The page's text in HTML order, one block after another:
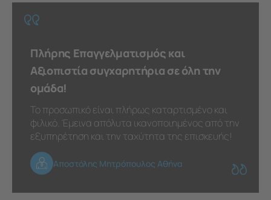
Πλήρης Επαγγελματισμός και
Αξιοπιστία συγχαρητήρια σε όλη την
ομάδα!
Το προσωπικό είναι πλήρως καταρτισμένο και
φιλικό. Έμεινα απόλυτα ικανοποιημένος από την
εξυπηρέτηση και την ταχύτητα της επισκευής!
Αποστόλης Μητρόπουλος Αθήνα